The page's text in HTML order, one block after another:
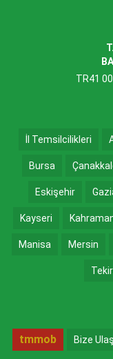
TR41
İl Temsilcilikleri
Bursa
Eskişehir
Kayseri
Manisa Mersin
tmmob Bize